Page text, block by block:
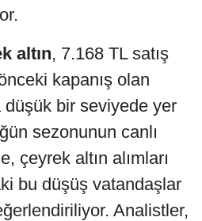
altın, 7.168 TL satış
kapanış olan
düşük bir seviyede yer
sezonunun canlı
çeyrek altın alımları
bu düşüş vatandaşlar
Analistler,